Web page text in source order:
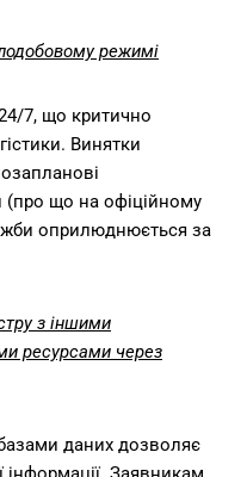
режимі
7, що критично
Винятки
(про що на офіційному
оприлюднюється за
з іншими
ресурсами через
даних дозволяє